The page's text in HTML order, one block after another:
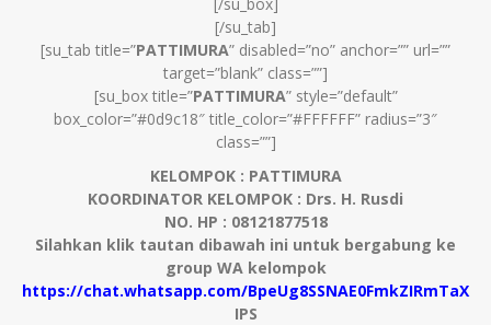
[/su_tab]
[su_tab title=”PATTIMURA” disabled=”no” anchor=”” url=””
target=”blank” class=””]
[su_box title=”PATTIMURA” style=”default”
box_color=”#0d9c18″ title_color=”#FFFFFF” radius=”3″
class=””]
KELOMPOK : PATTIMURA
KOORDINATOR KELOMPOK : Drs. H. Rusdi
NO. HP : 08121877518
Silahkan klik tautan dibawah ini untuk bergabung ke
group WA kelompok
https://chat.whatsapp.com/BpeUg8SSNAE0FmkZIRmTaX
IPS